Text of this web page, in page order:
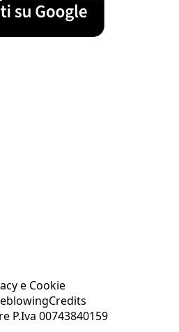
e Cookie
Credits
P.Iva 00743840159